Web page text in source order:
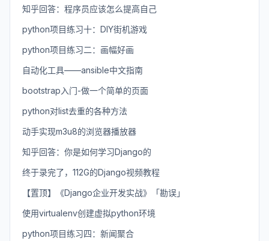
知乎回答：程序员应该怎么提高自己
python项目练习十：DIY街机游戏
python项目练习二：画幅好画
自动化工具——ansible中文指南
bootstrap入门-做一个简单的页面
python对list去重的各种方法
动手实现m3u8的浏览器播放器
知乎回答：你是如何学习Django的
终于录完了，112G的Django视频教程
【置顶】《Django企业开发实战》「勘误」
使用virtualenv创建虚拟python环境
python项目练习四：新闻聚合